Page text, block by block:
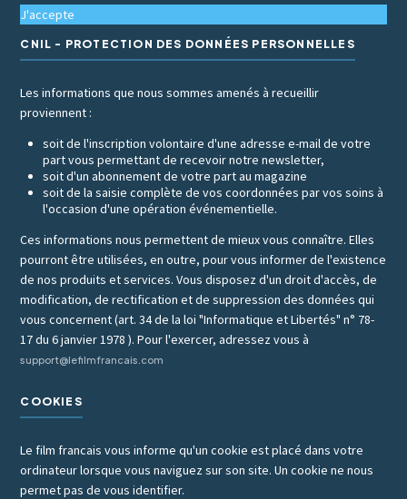
J'accepte
CNIL - PROTECTION DES DONNÉES PERSONNELLES
Les informations que nous sommes amenés à recueillir
proviennent :
soit de l'inscription volontaire d'une adresse e-mail de votre
part vous permettant de recevoir notre newsletter,
soit d'un abonnement de votre part au magazine
soit de la saisie complète de vos coordonnées par vos soins à
l'occasion d'une opération événementielle.
Ces informations nous permettent de mieux vous connaître. Elles
pourront être utilisées, en outre, pour vous informer de l'existence
de nos produits et services. Vous disposez d'un droit d'accès, de
modification, de rectification et de suppression des données qui
vous concernent (art. 34 de la loi "Informatique et Libertés" n° 78-
17 du 6 janvier 1978 ). Pour l'exercer, adressez vous à
support@lefilmfrancais.com
COOKIES
Le film francais vous informe qu'un cookie est placé dans votre
ordinateur lorsque vous naviguez sur son site. Un cookie ne nous
permet pas de vous identifier.